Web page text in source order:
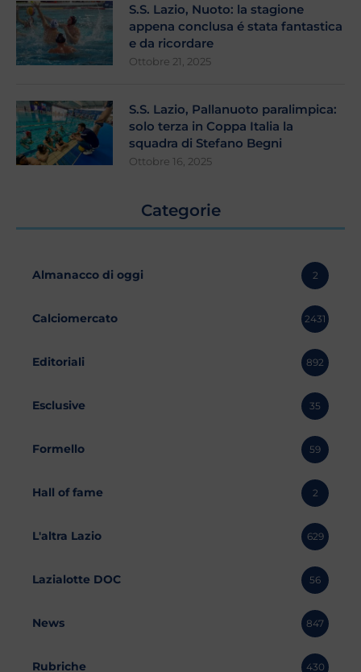
S.S. Lazio, Nuoto: la stagione
appena conclusa é stata fantastica
e da ricordare
Ottobre 21, 2025
S.S. Lazio, Pallanuoto paralimpica:
solo terza in Coppa Italia la
squadra di Stefano Begni
Ottobre 16, 2025
Categorie
Almanacco di oggi 2
Calciomercato 2431
Editoriali 892
Esclusive 35
Formello 59
Hall of fame 2
L'altra Lazio 629
Lazialotte DOC 56
News 847
Rubriche 430